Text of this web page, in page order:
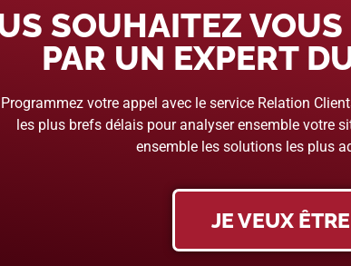
SOUHAITEZ
PAR UN EXPERT
Programmez votre appel avec le service Relation
les plus brefs délais pour analyser ensemble votre
ensemble les solutions les plus
JE VEUX